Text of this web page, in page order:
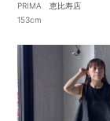
PRIMA 恵比寿店
153cm